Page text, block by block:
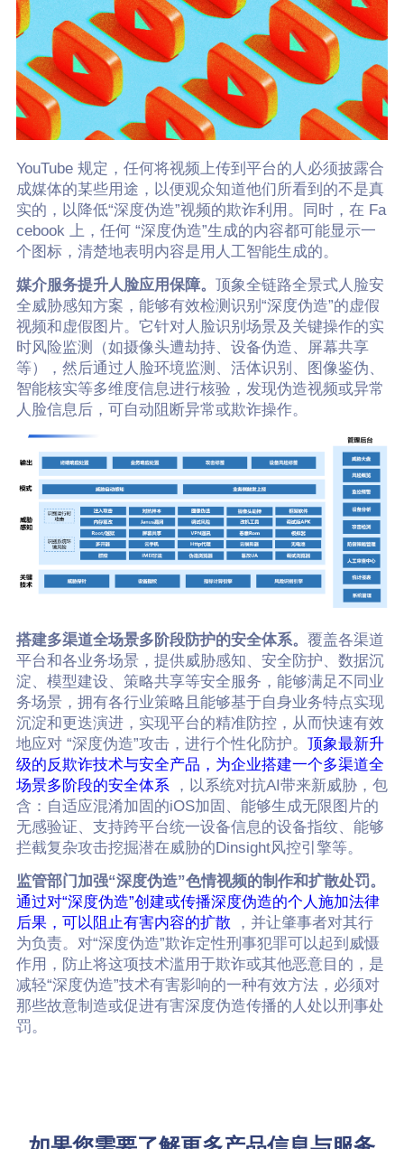
YouTube 规定，任何将视频上传到平台的人必须披露合
成媒体的某些用途，以便观众知道他们所看到的不是真
实的，以降低“深度伪造”视频的欺诈利用。同时，在 Fa
cebook 上，任何 “深度伪造”生成的内容都可能显示一
个图标，清楚地表明内容是用人工智能生成的。
媒介服务提升人脸应用保障。 顶象全链路全景式人脸安
全威胁感知方案，能够有效检测识别“深度伪造”的虚假
视频和虚假图片。它针对人脸识别场景及关键操作的实
时风险监测（如摄像头遭劫持、设备伪造、屏幕共享
等），然后通过人脸环境监测、活体识别、图像鉴伪、
智能核实等多维度信息进行核验，发现伪造视频或异常
人脸信息后，可自动阻断异常或欺诈操作。
搭建多渠道全场景多阶段防护的安全体系。 覆盖各渠道
平台和各业务场景，提供威胁感知、安全防护、数据沉
淀、模型建设、策略共享等安全服务，能够满足不同业
务场景，拥有各行业策略且能够基于自身业务特点实现
沉淀和更迭演进，实现平台的精准防控，从而快速有效
地应对 “深度伪造”攻击，进行个性化防护。 顶象最新升
级的反欺诈技术与安全产品，为企业搭建一个多渠道全
场景多阶段的安全体系 ，以系统对抗AI带来新威胁，包
含：自适应混淆加固的iOS加固、能够生成无限图片的
无感验证、支持跨平台统一设备信息的设备指纹、能够
拦截复杂攻击挖掘潜在威胁的Dinsight风控引擎等。
监管部门加强“深度伪造”色情视频的制作和扩散处罚。
通过对“深度伪造”创建或传播深度伪造的个人施加法律
后果，可以阻止有害内容的扩散 ，并让肇事者对其行
为负责。对“深度伪造”欺诈定性刑事犯罪可以起到威慑
作用，防止将这项技术滥用于欺诈或其他恶意目的，是
减轻“深度伪造”技术有害影响的一种有效方法，必须对
那些故意制造或促进有害深度伪造传播的人处以刑事处
罚。